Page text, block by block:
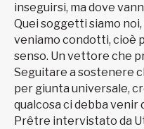
inseguirsi, ma dove
Quei soggetti siamo
veniamo condotti, cioè
senso. Un vettore che
Seguitare a sostenere
per giunta universale,
qualcosa ci debba venir
Prêtre intervistato da